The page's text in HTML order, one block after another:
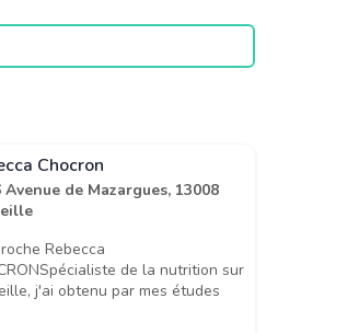
Chocron
Avenue de Mazargues, 13008
Rebecca
de la nutrition sur
j'ai obtenu par mes études